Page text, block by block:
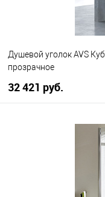
Душевой уголок AVS
прозрачное
32 421 руб.